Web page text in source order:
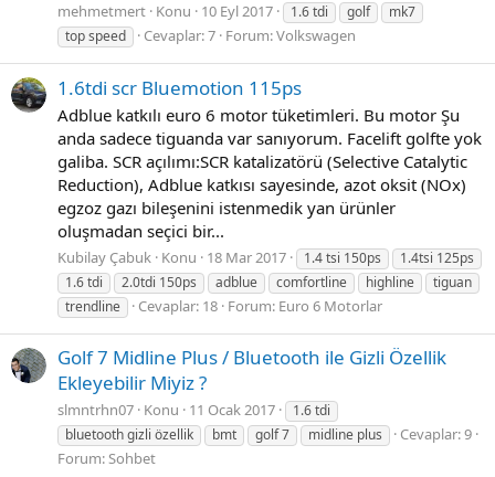
mehmetmert Konu 10 Eyl 2017 1.6 tdi golf
mk7
top speed
Cevaplar: 7 Forum:Volkswagen
1.6tdi scr Bluemotion 115ps
Adblue katkılı euro 6 motor tüketimleri. Bu motor Şu
anda sadece tiguanda var sanıyorum. Facelift golfte yok
galiba. SCR açılımı:SCR katalizatörü (Selective Catalytic
Reduction), Adblue katkısı sayesinde, azot oksit (NOx)
egzoz gazı bileşenini istenmedik yan ürünler
oluşmadan seçici bir...
Kubilay Çabuk Konu 18 Mar 2017 1.4 tsi 150ps
1.4tsi 125ps
1.6 tdi
2.0tdi 150ps adblue comfortline highline
tiguan
trendline
Cevaplar: 18 Forum: Euro 6 Motorlar
Golf 7 Midline Plus / Bluetooth ile Gizli Özellik
Ekleyebilir Miyiz ?
slmntrhn07 Konu 11 Ocak 2017
1.6 tdi
bluetooth gizli özellik
bmt golf 7 midline plus
Cevaplar: 9
Forum:Sohbet